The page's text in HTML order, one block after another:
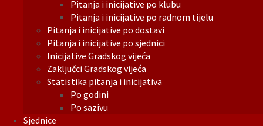
Pitanja i inicijative po klubu
Pitanja i inicijative po radnom tijelu
Pitanja i inicijative po dostavi
Pitanja i inicijative po sjednici
Inicijative Gradskog vijeća
Zaključci Gradskog vijeća
Statistika pitanja i inicijativa
Po godini
Po sazivu
Sjednice